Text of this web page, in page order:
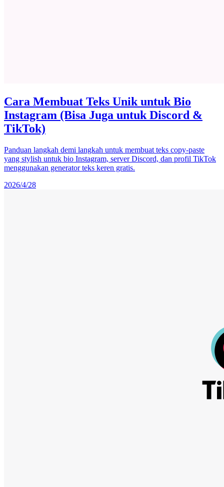
Cara Membuat Teks Unik untuk Bio
Instagram (Bisa Juga untuk Discord &
TikTok)
Panduan langkah demi langkah untuk membuat teks copy-paste
yang stylish untuk bio Instagram, server Discord, dan profil TikTok
menggunakan generator teks keren gratis.
2026/4/28